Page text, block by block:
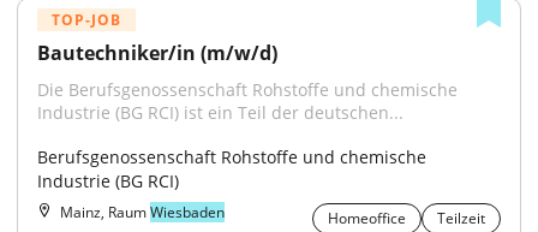
TOP-JOB
Bautechniker/in (m/w/d)
Die Berufsgenossenschaft Rohstoffe und chemische
Industrie (BG RCI) ist ein Teil der deutschen...
Berufsgenossenschaft Rohstoffe und chemische
Industrie (BG RCI)
Mainz, RaumWiesbaden Homeoffice
Teilzeit